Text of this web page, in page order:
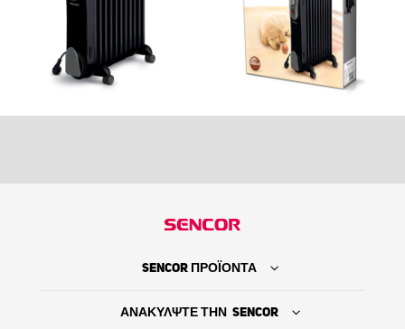
SENCOR ΠΡΟΪΟΝΤΑ
ΑΝΑΚΥΛΨΤΕ ΤΗΝ SENCOR